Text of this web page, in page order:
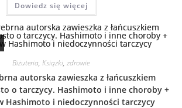
Dowiedz się więcej
Biżuteria, Książki, zdrowie
autorska zawieszka z łańcuszkiem
o tarczycy. Hashimoto i inne choroby +
Hashimoto i niedoczynności tarczycy